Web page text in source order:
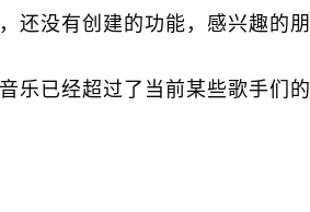
还没有创建的功能，感兴趣的
乐已经超过了当前某些歌手们